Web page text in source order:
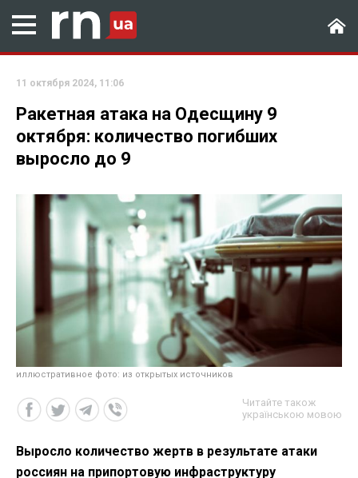
11 октября 2024, 11:06
Ракетная атака на Одесщину 9
октября: количество погибших
выросло до 9
иллюстративное фото: из открытых источников
Читайте також
українською мовою
Выросло количество жертв в результате атаки
россиян на припортовую инфраструктуру